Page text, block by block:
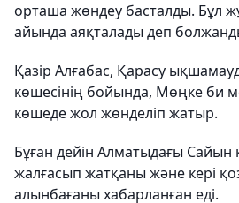
орташа жөндеу басталды. Бұл
айында аяқталады деп
Қазір Алғабас, Қарасу
көшесінің бойында, Мөңке би
көшеде жол жөнделіп жатыр.
Бұған дейін Алматыдағы Сайын
жалғасып жатқаны және кері
алынбағаны хабарланған еді.